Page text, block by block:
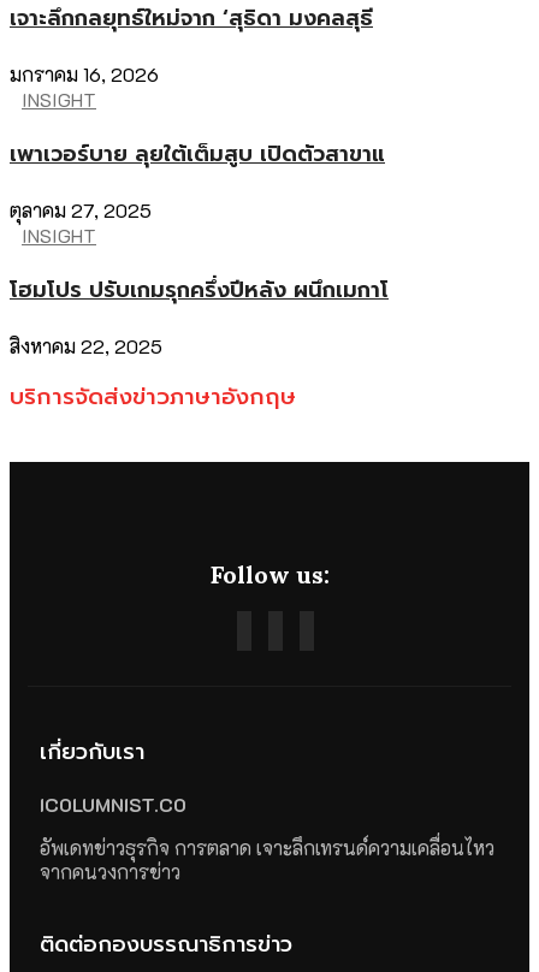
เจาะลึกกลยุทธ์ใหม่จาก ‘สุธิดา มงคลสุธี
มกราคม 16, 2026
INSIGHT
เพาเวอร์บาย ลุยใต้เต็มสูบ เปิดตัวสาขาแ
ตุลาคม 27, 2025
INSIGHT
โฮมโปร ปรับเกมรุกครึ่งปีหลัง ผนึกเมกาโ
สิงหาคม 22, 2025
บริการจัดส่งข่าวภาษาอังกฤษ
Follow us:
เกี่ยวกับเรา
ICOLUMNIST.CO
อัพเดทข่าวธุรกิจ การตลาด เจาะลึกเทรนด์ความเคลื่อนไหว
จากคนวงการข่าว
ติดต่อกองบรรณาธิการข่าว